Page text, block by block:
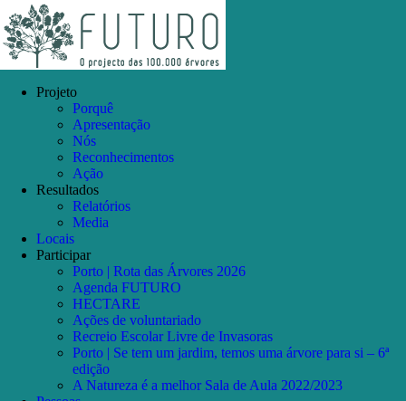
to
content
Facebook
Instagram
YouTube
Projeto
Porquê
Apresentação
Nós
Reconhecimentos
Ação
Resultados
Relatórios
Media
Locais
Participar
Porto | Rota das Árvores 2026
Agenda FUTURO
HECTARE
Ações de voluntariado
Recreio Escolar Livre de Invasoras
Porto | Se tem um jardim, temos uma árvore para si – 6ª
edição
A Natureza é a melhor Sala de Aula 2022/2023